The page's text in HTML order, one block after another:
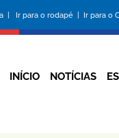
| Ir para o rodapé | Ir para o
INÍCIO NOTÍCIAS